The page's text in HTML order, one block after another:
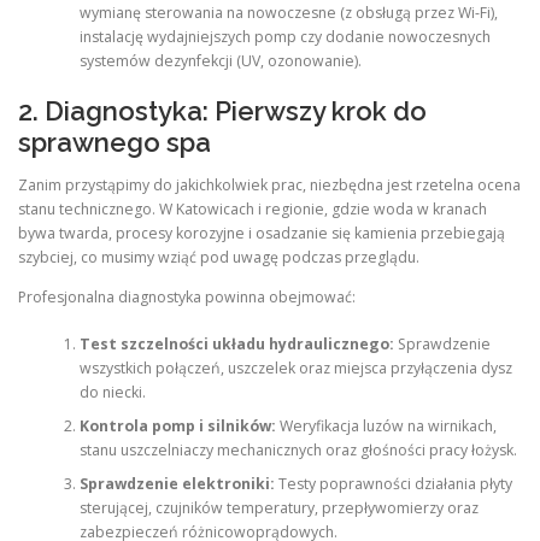
wymianę sterowania na nowoczesne (z obsługą przez Wi-Fi),
instalację wydajniejszych pomp czy dodanie nowoczesnych
systemów dezynfekcji (UV, ozonowanie).
2. Diagnostyka: Pierwszy krok do
sprawnego spa
Zanim przystąpimy do jakichkolwiek prac, niezbędna jest rzetelna ocena
stanu technicznego. W Katowicach i regionie, gdzie woda w kranach
bywa twarda, procesy korozyjne i osadzanie się kamienia przebiegają
szybciej, co musimy wziąć pod uwagę podczas przeglądu.
Profesjonalna diagnostyka powinna obejmować:
Test szczelności układu hydraulicznego: Sprawdzenie
wszystkich połączeń, uszczelek oraz miejsca przyłączenia dysz
do niecki.
Kontrola pomp i silników: Weryfikacja luzów na wirnikach,
stanu uszczelniaczy mechanicznych oraz głośności pracy łożysk.
Sprawdzenie elektroniki: Testy poprawności działania płyty
sterującej, czujników temperatury, przepływomierzy oraz
zabezpieczeń różnicowoprądowych.